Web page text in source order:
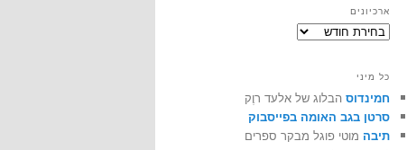
ארכיונים
ארכיונים
כל מיני
חמינדוס הבלוג של אלעד רוֶק
סרטן בגב האומה בפייסבוק
תיבה מוטי פוגל מבקר ספרים